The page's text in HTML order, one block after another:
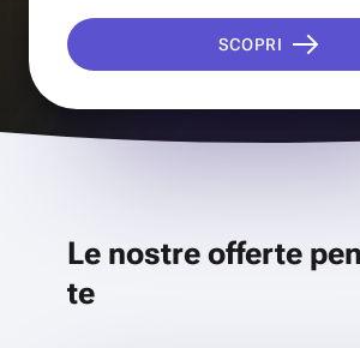
SCOPRI
Le nostre offerte
te